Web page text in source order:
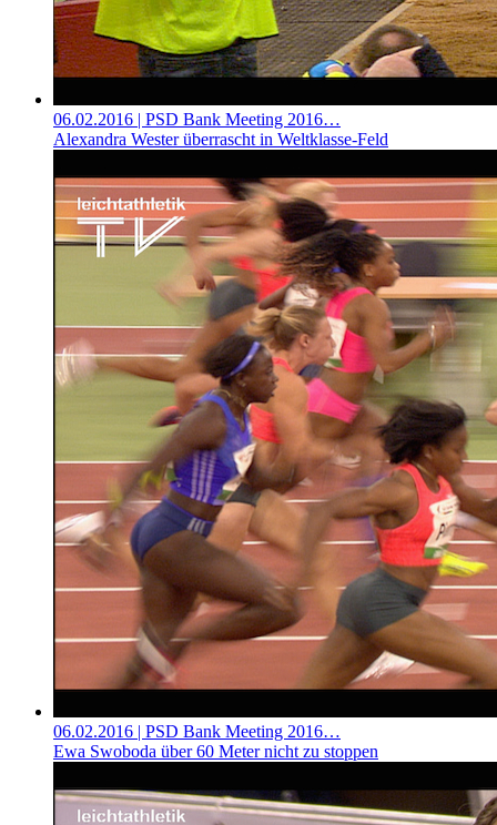
06.02.2016 | PSD Bank Meeting 2016…
Alexandra Wester überrascht in Weltklasse-Feld
06.02.2016 | PSD Bank Meeting 2016…
Ewa Swoboda über 60 Meter nicht zu stoppen